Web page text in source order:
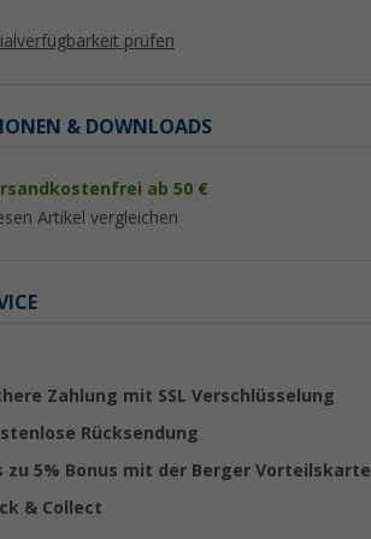
prüfen
& DOWNLOADS
ab 50 €
Artikel vergleichen
Zahlung mit SSL Verschlüsselung
Rücksendung
zu 5% Bonus mit der Berger Vorteilskarte
& Collect
%
(4)
UVP 54,80 €